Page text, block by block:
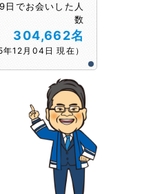
日でお会いした人
数
304,662名
年12月04日 現在）